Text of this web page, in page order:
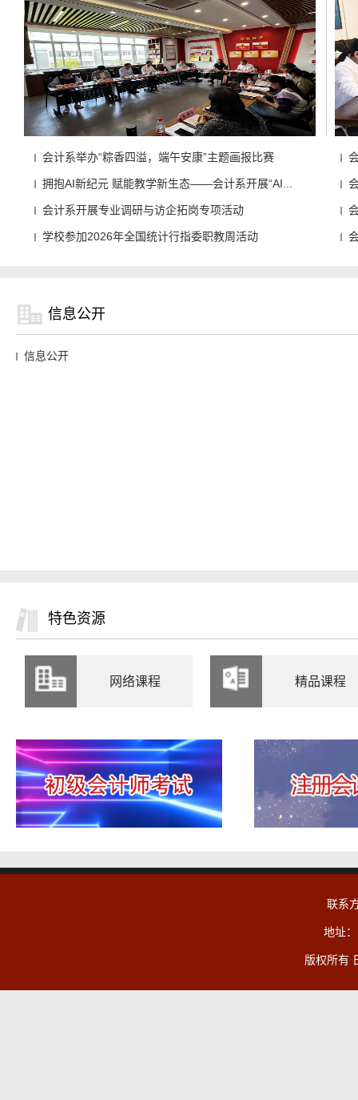
会计系举办“粽香四溢，端午安康”主题画报比赛
拥抱AI新纪元 赋能教学新生态——会计系开展“AI...
会计系开展专业调研与访企拓岗专项活动
学校参加2026年全国统计行指委职教周活动
信息公开
信息公开
特色资源
网络课程 精品课程
联系
地址
版权所有